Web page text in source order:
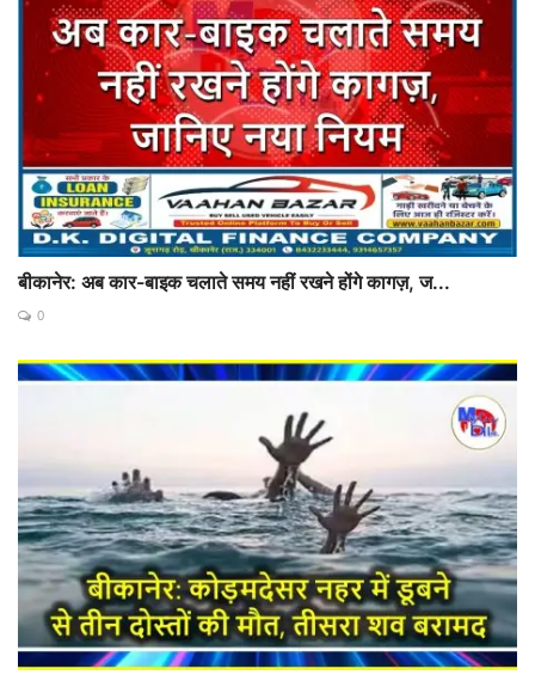
बीकानेर: अब कार-बाइक चलाते समय नहीं रखने होंगे कागज़, ज...
0